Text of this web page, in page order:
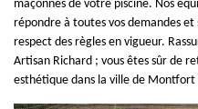
maçonnés de votre piscine. Nos
répondre à toutes vos demandes et
respect des règles en vigueur.
Artisan Richard ; vous êtes sûr de
esthétique dans la ville de Montfort